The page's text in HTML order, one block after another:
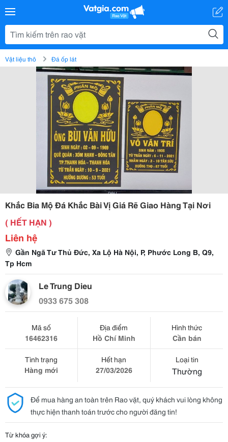
Vật liệu thô Đá ốp lát
Khắc Bia Mộ Đá Khắc Bài Vị Giá Rẽ Giao Hàng Tại Nơi
( HẾT HẠN )
Liên hệ
Gần Ngã Tư Thủ Đức, Xa Lộ Hà Nội, P, Phước Long B, Q9,
Tp Hcm
Le Trung Dieu
0933 675 308
Mã số
16462316
Địa điểm
Hồ Chí Minh
Hình thức
Cần bán
Tình trạng
Hàng mới
Hết hạn
27/03/2026
Loại tin
Thường
Để mua hàng an toàn trên Rao vặt, quý khách vui lòng không
thực hiện thanh toán trước cho người đăng tin!
Từ khóa gợi ý: